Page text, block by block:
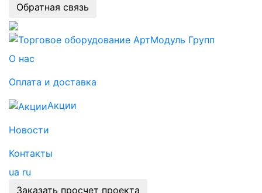
Обратная связь
О нас
Оплата и доставка
Акции
Новости
Контакты
ua ru
Заказать просчет проекта